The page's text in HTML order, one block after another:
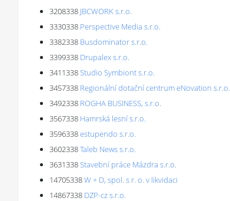
3208338 JBCWORK s.r.o.
3330338 Perspective Media s.r.o.
3382338 Busdominator s.r.o.
3399338 Drupalex s.r.o.
3411338Studio Symbiont s.r.o.
3457338 Regionální dotační centrum eNovation s.r.o.
3492338 ROGHA BUSINESS, s.r.o.
3567338 Hamrská lesní s.r.o.
3596338estupendo s.r.o.
3602338Taleb News s.r.o.
3631338Stavební práce Mázdra s.r.o.
14705338W + D, spol. s r. o. v likvidaci
14867338 DZP-cz s.r.o.